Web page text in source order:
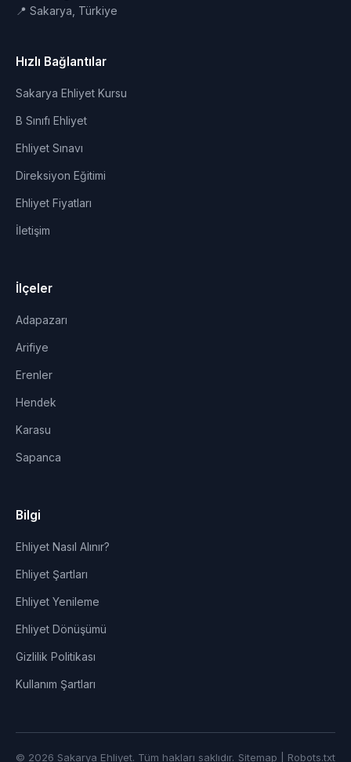
📍 Sakarya, Türkiye
Hızlı Bağlantılar
Sakarya Ehliyet Kursu
B Sınıfı Ehliyet
Ehliyet Sınavı
Direksiyon Eğitimi
Ehliyet Fiyatları
İletişim
İlçeler
Adapazarı
Arifiye
Erenler
Hendek
Karasu
Sapanca
Bilgi
Ehliyet Nasıl Alınır?
Ehliyet Şartları
Ehliyet Yenileme
Ehliyet Dönüşümü
Gizlilik Politikası
Kullanım Şartları
© 2026 Sakarya Ehliyet. Tüm hakları saklıdır. Sitemap Robots.txt